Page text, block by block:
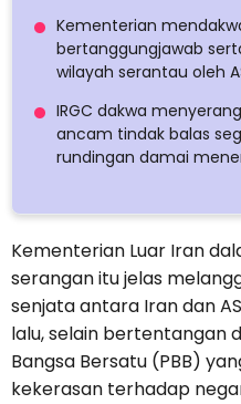
Kementerian
bertanggungjawab
wilayah serantau oleh
IRGC dakwa
ancam tindak balas
rundingan damai
Kementerian Luar Iran
serangan itu jelas
senjata antara Iran dan
lalu, selain bertentangan
Bangsa Bersatu (PBB)
kekerasan terhadap